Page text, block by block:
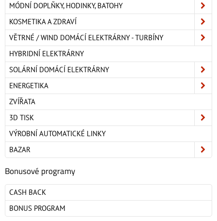
MÓDNÍ DOPLŇKY, HODINKY, BATOHY
KOSMETIKA A ZDRAVÍ
VĚTRNÉ / WIND DOMÁCÍ ELEKTRÁRNY - TURBÍNY
HYBRIDNÍ ELEKTRÁRNY
SOLÁRNÍ DOMÁCÍ ELEKTRÁRNY
ENERGETIKA
ZVÍŘATA
3D TISK
VÝROBNÍ AUTOMATICKÉ LINKY
BAZAR
Bonusové programy
CASH BACK
BONUS PROGRAM